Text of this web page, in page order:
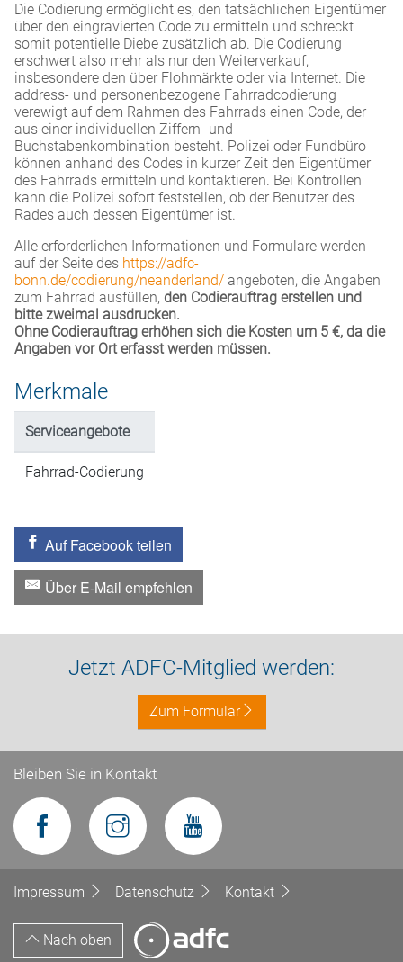
Die Codierung ermöglicht es, den tatsächlichen Eigentümer
über den eingravierten Code zu ermitteln und schreckt
somit potentielle Diebe zusätzlich ab. Die Codierung
erschwert also mehr als nur den Weiterverkauf,
insbesondere den über Flohmärkte oder via Internet. Die
address- und personenbezogene Fahrradcodierung
verewigt auf dem Rahmen des Fahrrads einen Code, der
aus einer individuellen Ziffern- und
Buchstabenkombination besteht. Polizei oder Fundbüro
können anhand des Codes in kurzer Zeit den Eigentümer
des Fahrrads ermitteln und kontaktieren. Bei Kontrollen
kann die Polizei sofort feststellen, ob der Benutzer des
Rades auch dessen Eigentümer ist.
Alle erforderlichen Informationen und Formulare werden
auf der Seite des https://adfc-
bonn.de/codierung/neanderland/ angeboten, die Angaben
zum Fahrrad ausfüllen, den Codierauftrag erstellen und
bitte zweimal ausdrucken.
Ohne Codierauftrag erhöhen sich die Kosten um 5 €, da die
Angaben vor Ort erfasst werden müssen.
Merkmale
Serviceangebote
Fahrrad-Codierung
Auf Facebook teilen
Über E-Mail empfehlen
Jetzt ADFC-Mitglied werden:
Zum Formular
Bleiben Sie in Kontakt
Impressum Datenschutz Kontakt
Nach oben